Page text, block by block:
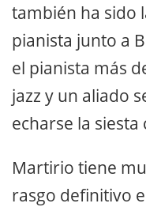
también ha sido
pianista junto a
el pianista más
jazz y un aliado
echarse la siesta
Martirio tiene
rasgo definitivo